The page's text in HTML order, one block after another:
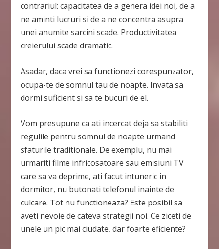
contrariul: capacitatea de a genera idei noi, de a
ne aminti lucruri si de a ne concentra asupra
unei anumite sarcini scade. Productivitatea
creierului scade dramatic.
Asadar, daca vrei sa functionezi corespunzator,
ocupa-te de somnul tau de noapte. Invata sa
dormi suficient si sa te bucuri de el.
Vom presupune ca ati incercat deja sa stabiliti
regulile pentru somnul de noapte urmand
sfaturile traditionale. De exemplu, nu mai
urmariti filme infricosatoare sau emisiuni TV
care sa va deprime, ati facut intuneric in
dormitor, nu butonati telefonul inainte de
culcare. Tot nu functioneaza? Este posibil sa
aveti nevoie de cateva strategii noi. Ce ziceti de
unele un pic mai ciudate, dar foarte eficiente?